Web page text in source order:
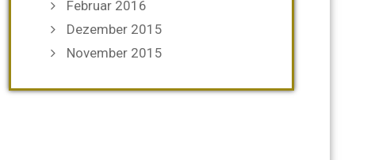
Februar 2016
Dezember 2015
November 2015